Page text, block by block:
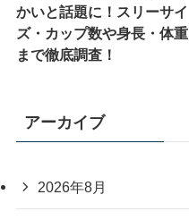
かいと話題に！スリーサイ
ズ・カップ数や身長・体重
まで徹底調査！
アーカイブ
2026年8月